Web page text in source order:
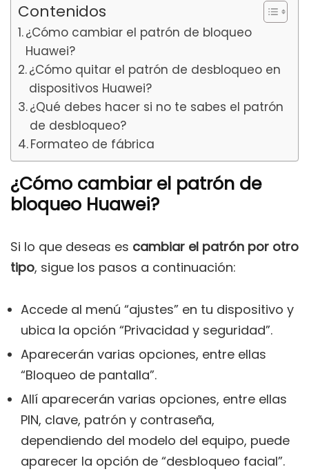
Contenidos
¿Cómo cambiar el patrón de bloqueo
Huawei?
¿Cómo quitar el patrón de desbloqueo en
dispositivos Huawei?
¿Qué debes hacer si no te sabes el patrón
de desbloqueo?
Formateo de fábrica
¿Cómo cambiar el patrón de
bloqueo Huawei?
Si lo que deseas es cambiar el patrón por otro
tipo, sigue los pasos a continuación:
Accede al menú “ajustes” en tu dispositivo y
ubica la opción “Privacidad y seguridad”.
Aparecerán varias opciones, entre ellas
“Bloqueo de pantalla”.
Allí aparecerán varias opciones, entre ellas
PIN, clave, patrón y contraseña,
dependiendo del modelo del equipo, puede
aparecer la opción de “desbloqueo facial”.